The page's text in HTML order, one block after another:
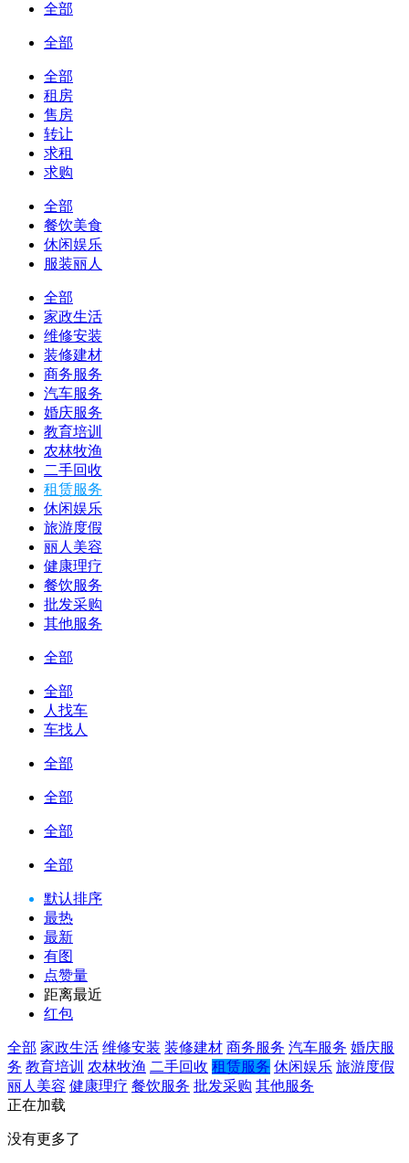
全部
全部
全部
租房
售房
转让
求租
求购
全部
餐饮美食
休闲娱乐
服装丽人
全部
家政生活
维修安装
装修建材
商务服务
汽车服务
婚庆服务
教育培训
农林牧渔
二手回收
租赁服务
休闲娱乐
旅游度假
丽人美容
健康理疗
餐饮服务
批发采购
其他服务
全部
全部
人找车
车找人
全部
全部
全部
全部
默认排序
最热
最新
有图
点赞量
距离最近
红包
全部 家政生活 维修安装 装修建材 商务服务 汽车服务 婚庆服
务 教育培训 农林牧渔 二手回收 租赁服务 休闲娱乐 旅游度假
丽人美容 健康理疗 餐饮服务 批发采购 其他服务
正在加载
没有更多了